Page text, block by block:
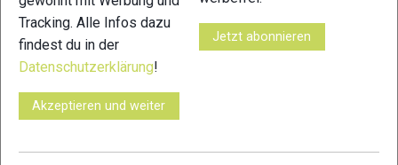
ObTrailrunning-Anfänger oder Profi-Sportler, wir haben
immer ein offenes Ohr für dich! Du kannst uns jederzeit über
Tracking. Alle Infos dazu
findest du in der
Datenschutzerklärung!
Akzeptieren und weiter
Jetzt abonnieren